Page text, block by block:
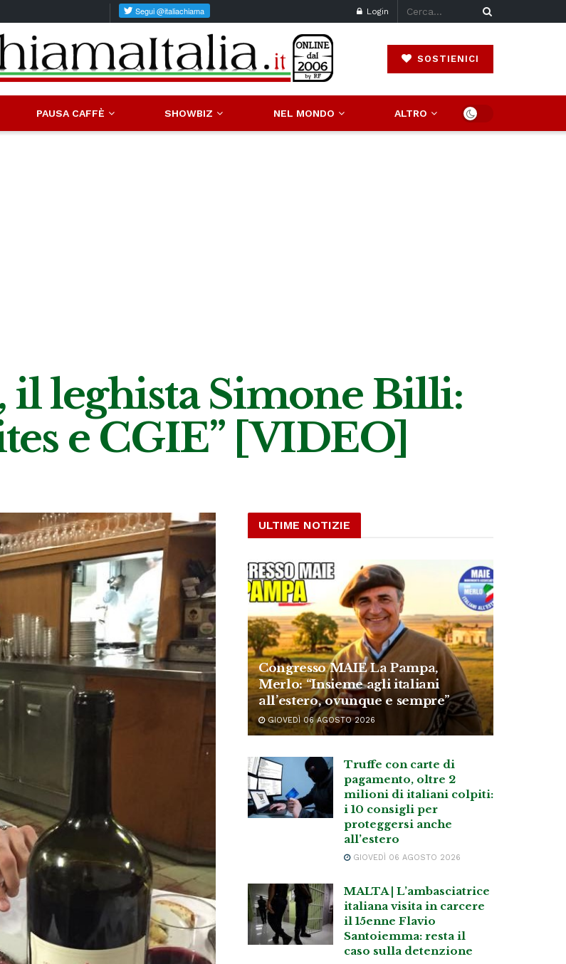
Login
SOSTIENICI
PAUSA CAFFÈ SHOWBIZ NEL MONDO ALTRO
il leghista Simone Billi:
e CGIE” [VIDEO]
ULTIME NOTIZIE
Congresso MAIE La Pampa,
Merlo: “Insieme agli italiani
all’estero, ovunque e sempre”
GIOVEDÌ 06 AGOSTO 2026
Truffe con carte di
pagamento, oltre 2
milioni di italiani colpiti:
i 10 consigli per
proteggersi anche
all’estero
GIOVEDÌ 06 AGOSTO 2026
MALTA | L’ambasciatrice
italiana visita in carcere
il 15enne Flavio
Santoiemma: resta il
caso sulla detenzione